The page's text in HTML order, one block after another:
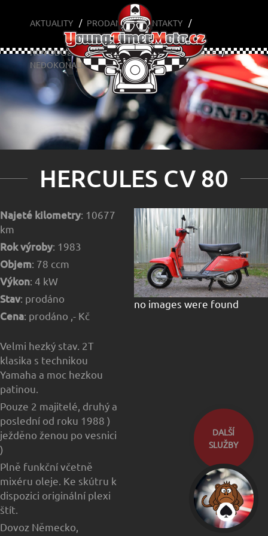
DALŠÍ
SLUŽBY
AKTUALITY PRODANÉ KONTAKTY
NOVODOBÉ YOUNGTIMERY
CAFÉ A OPICE
NEDOKONALÉ
HERCULES CV 80
HERCULES CV 80
Najeté kilometry: 10677
km
Rok výroby: 1983
Objem: 78 ccm
Výkon: 4 kW
Stav: prodáno
Cena: prodáno ,- Kč
Velmi hezký stav. 2T
klasika s technikou
Yamaha a moc hezkou
patinou.
Pouze 2 majitelé, druhý a
poslední od roku 1988 )
ježděno ženou po vesnici
)
Plně funkční včetně
mixéru oleje. Ke skútru k
dispozici originální plexi
štít.
Dovoz Německo,
no images were found